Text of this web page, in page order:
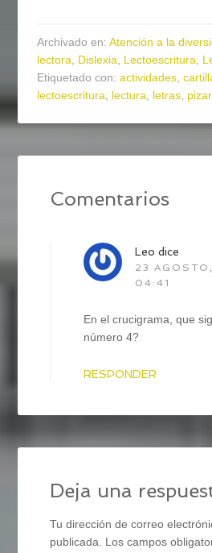
Archivado en:Atención a la
lectora
Dislexia Lectoescritura
Etiquetado con:actividades ,
lectoescritura
lectura letras
Comentarios
Leo dice
23
04:41
En el crucigrama, que
número 4?
RESPONDER
Deja una
Tu dirección de correo
publicada.
Los campos